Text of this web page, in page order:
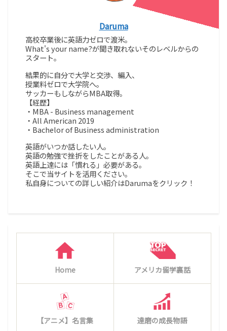
Daruma
高校卒業後に英語力ゼロで渡米。
What's your name?が聞き取れないそのレベルからの
スタート。
結果的に自分で大学と交渉、編入、
授業料ゼロで大学院へ。
サッカーもしながらMBA取得。
【経歴】
・MBA - Business management
・All American 2019
・Bachelor of Business administration
英語がいつか話したい人。
英語の勉強で挫折をしたことがある人。
英語上達には「慣れる」必要がある。
そこで当サイトを活用ください。
私自身についての詳しい紹介はDarumaをクリック！
Home アメリカ留学裏話
【アニメ】名言集 達磨の成長物語